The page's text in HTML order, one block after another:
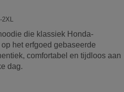
2XL
die klassiek Honda-
het erfgoed gebaseerde
comfortabel en tijdloos aan
dag.